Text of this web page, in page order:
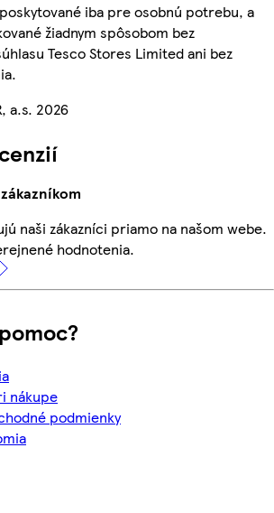
iba pre osobnú potrebu, a
žiadnym spôsobom bez
Tesco Stores Limited ani bez
a.s. 2026
naši zákazníci priamo na našom webe.
hodnotenia.
nákupe
podmienky